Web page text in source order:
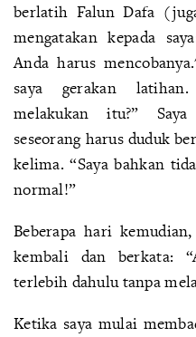
berlatih Falun Dafa
mengatakan kepada
Anda harus
saya gerakan
melakukan itu?”
seseorang harus duduk
kelima. “Saya bahkan
normal!”
Beberapa hari
kembali dan berkata:
terlebih dahulu tanpa
Ketika saya mulai